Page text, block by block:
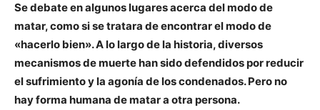
Se debate en algunos lugares acerca del modo de
matar, como si se tratara de encontrar el modo de
«hacerlo bien». A lo largo de la historia, diversos
mecanismos de muerte han sido defendidos por reducir
el sufrimiento y la agonía de los condenados. Pero no
hay forma humana de matar a otra persona.